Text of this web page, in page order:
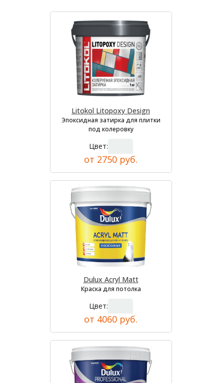
Litokol Litopoxy Design
Эпоксидная затирка для плитки
под колеровку
Цвет:
от 2750 руб.
Dulux Acryl Matt
Краска для потолка
Цвет:
от 4060 руб.